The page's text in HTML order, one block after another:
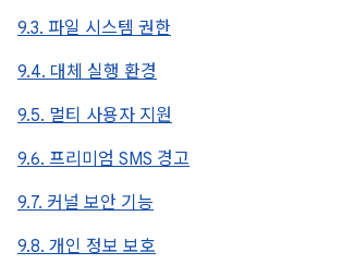
9.3. 파일 시스템 권한
9.4. 대체 실행 환경
9.5. 멀티 사용자 지원
9.6. 프리미엄 SMS 경고
9.7. 커널 보안 기능
9.8. 개인 정보 보호